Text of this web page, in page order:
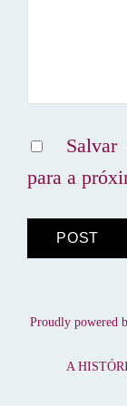
Salvar
para a
Proudly powered
A